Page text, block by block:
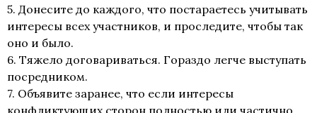
5. Донесите до каждого, что постараетесь учитывать
интересы всех участников, и проследите, чтобы так
оно и было.
6. Тяжело договариваться. Гораздо легче выступать
посредником.
7. Объявите заранее, что если интересы
конфликтующих сторон полностью или частично